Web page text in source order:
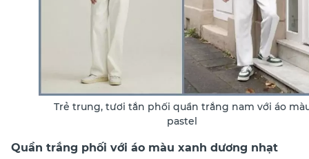
Trẻ trung, tươi tắn phối quần trắng nam với áo
pastel
Quần trắng phối với áo màu xanh dương nhạt